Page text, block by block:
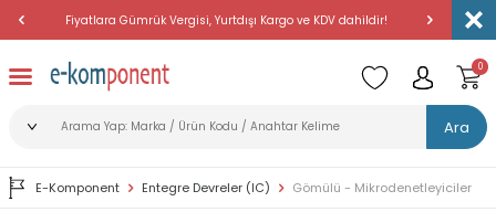
ve KDV dahildir! Amerika'dan Düzenli Olarak Günlük Yükleme Yapıyoruz.
Ara
0
E-Komponent Entegre Devreler (IC) Gömülü - Mikrodenetleyiciler